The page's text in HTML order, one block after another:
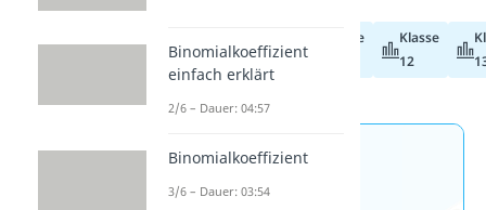
Abiturvorbereitung
Klasse
Klasse
12
Jetzt neu: Teste dein
Wissen mit unseren
Binomialkoeffizient
einfach erklärt
2/6 – Dauer: 04:57
Binomialkoeffizient
3/6 – Dauer: 03:54